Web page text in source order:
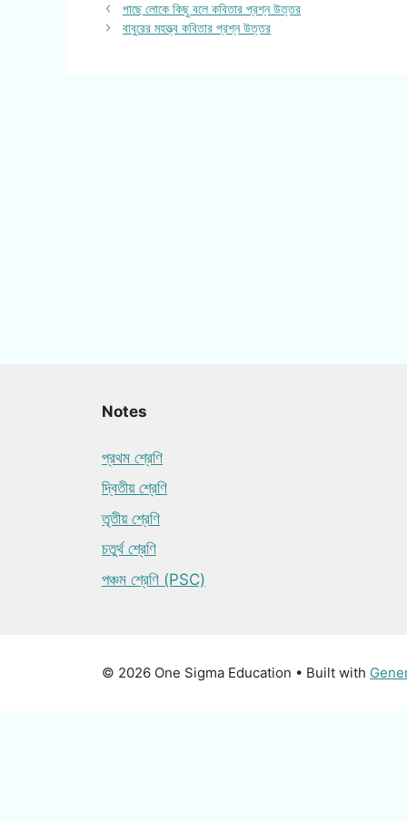
পাছে লোকে কিছু বলে কবিতার প্রশ্ন উত্তর
বাবুরের মহত্ত্ব কবিতার প্রশ্ন উত্তর
Notes
প্রথম শ্রেণি
দ্বিতীয় শ্রেণি
তৃতীয় শ্রেণি
চতুর্থ শ্রেণি
পঞ্চম শ্রেণি (PSC)
© 2026 One Sigma Education • Built with